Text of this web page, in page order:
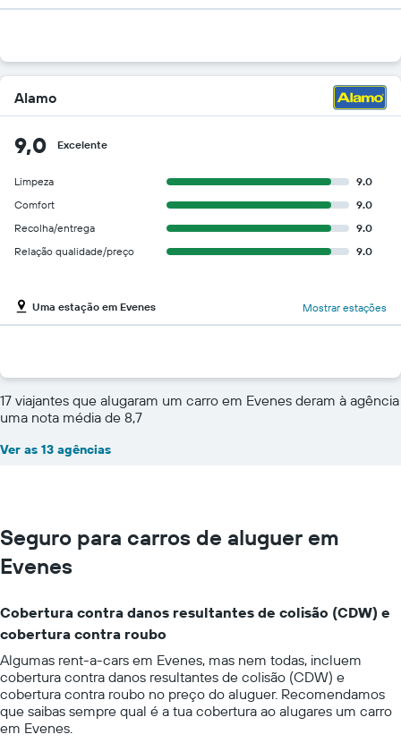
Alamo
9,0 Excelente
Limpeza
9.0
Comfort
9.0
Recolha/entrega
9.0
Relação qualidade/preço
9.0
Uma estação em Evenes Mostrar estações
17 viajantes que alugaram um carro em Evenes deram à agência
uma nota média de 8,7
Ver as 13 agências
Seguro para carros de aluguer em
Evenes
Cobertura contra danos resultantes de colisão (CDW) e
cobertura contra roubo
Algumas rent-a-cars em Evenes, mas nem todas, incluem
cobertura contra danos resultantes de colisão (CDW) e
cobertura contra roubo no preço do aluguer. Recomendamos
que saibas sempre qual é a tua cobertura ao alugares um carro
em Evenes.